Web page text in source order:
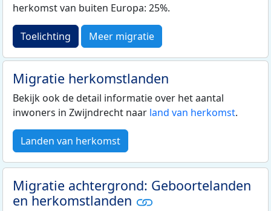
herkomst van buiten Europa: 25%.
Toelichting Meer migratie
Migratie herkomstlanden
Bekijk ook de detail informatie over het aantal
inwoners in Zwijndrecht naar land van herkomst.
Landen van herkomst
Migratie achtergrond: Geboortelanden
en herkomstlanden